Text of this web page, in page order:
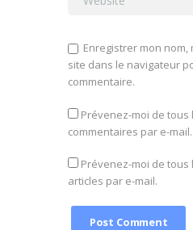
Enregistrer mon nom,
site dans le navigateur
commentaire.
Prévenez-moi de
commentaires par e-mail.
Prévenez-moi de
articles par e-mail.